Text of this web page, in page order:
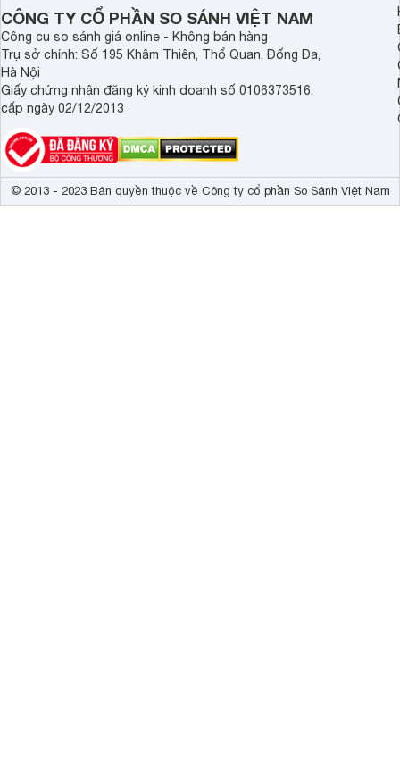
CÔNG TY CỔ PHẦN SO SÁNH VIỆT NAM
Công cụ so sánh giá online - Không bán hàng
Trụ sở chính: Số 195 Khâm Thiên, Thổ Quan, Đống Đa,
Hà Nội
Giấy chứng nhận đăng ký kinh doanh số 0106373516,
cấp ngày 02/12/2013
© 2013 - 2023 Bản quyền thuộc về Công ty cổ phần So Sánh Việt Nam